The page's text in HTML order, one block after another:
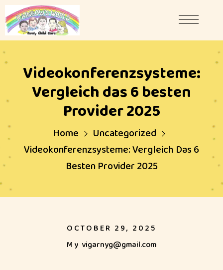
Videokonferenzsysteme:
Vergleich das 6 besten
Provider 2025
Home
Uncategorized
Videokonferenzsysteme: Vergleich Das 6
Besten Provider 2025
OCTOBER 29, 2025
My vigarnyg@gmail.com